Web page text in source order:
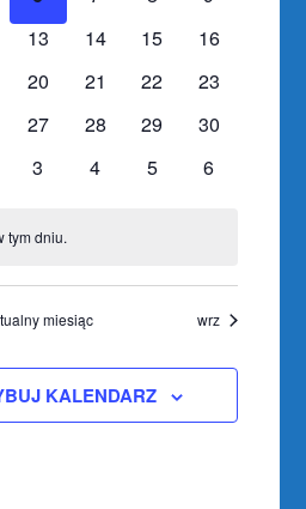
wydarzenia
0
13
0
14
0
15
0
16
0
20
0
21
0
22
0
23
0
27
0
28
0
29
0
30
0
3
0
4
0
5
0
6
tym dniu.
miesiąc wrz
KALENDARZ